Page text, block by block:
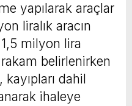
yapılarak araçlar
liralık aracın
milyon lira
belirlenirken
dahil
ihaleye